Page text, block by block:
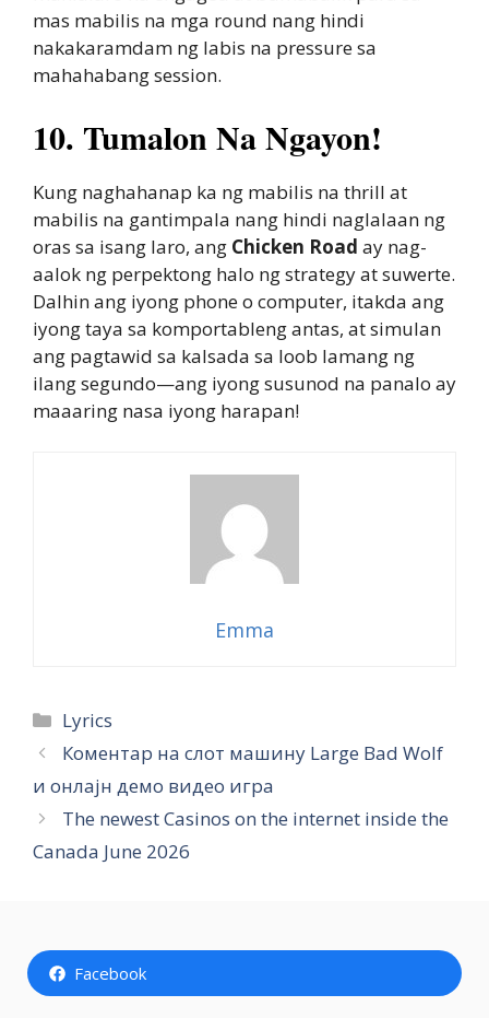
mas mabilis na mga round nang hindi
nakakaramdam ng labis na pressure sa
mahahabang session.
10. Tumalon Na Ngayon!
Kung naghahanap ka ng mabilis na thrill at
mabilis na gantimpala nang hindi naglalaan ng
oras sa isang laro, ang Chicken Road ay nag-
aalok ng perpektong halo ng strategy at suwerte.
Dalhin ang iyong phone o computer, itakda ang
iyong taya sa komportableng antas, at simulan
ang pagtawid sa kalsada sa loob lamang ng
ilang segundo—ang iyong susunod na panalo ay
maaaring nasa iyong harapan!
Emma
Categories
Lyrics
Коментар на слот машину Large Bad Wolf
и онлајн демо видео игра
The newest Casinos on the internet inside the
Canada June 2026
Facebook